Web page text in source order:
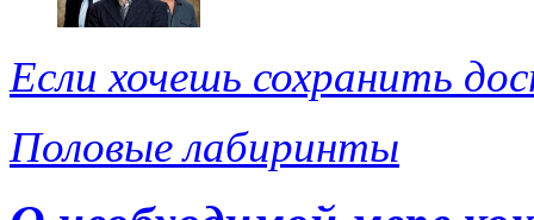
Если хочешь сохранить
Половые лабиринты